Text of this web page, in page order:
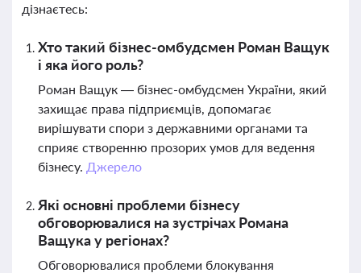
дізнаєтесь:
Хто такий бізнес-омбудсмен Роман Ващук
і яка його роль?
Роман Ващук — бізнес-омбудсмен України, який
захищає права підприємців, допомагає
вирішувати спори з державними органами та
сприяє створенню прозорих умов для ведення
бізнесу. Джерело
Які основні проблеми бізнесу
обговорювалися на зустрічах Романа
Ващука у регіонах?
Обговорювалися проблеми блокування